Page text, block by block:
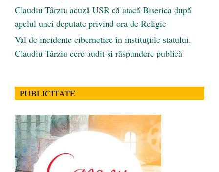
Claudiu Târziu acuză USR că atacă Biserica după
apelul unei deputate privind ora de Religie
Val de incidente cibernetice în instituțiile statului.
Claudiu Târziu cere audit și răspundere publică
PUBLICITATE